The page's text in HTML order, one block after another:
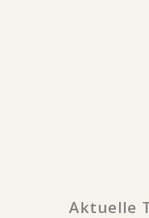
Aktuelle